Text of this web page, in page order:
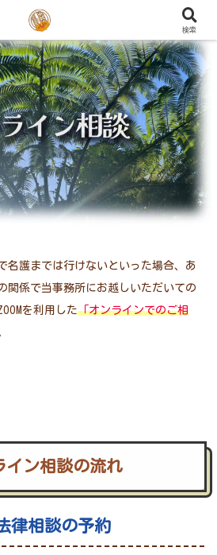
名護までは行けないといった場合、あ
関係で当事務所にお越しいただいての
を利用した「オンラインでのご相
イン相談の流れ
律相談の予約
検索